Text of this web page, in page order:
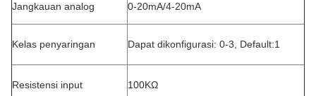
Jangkauan analog 0-20mA/4-20mA
Kelas penyaringan Dapat dikonfigurasi: 0-3, Default:1
Resistensi input 100KΩ